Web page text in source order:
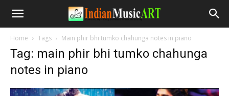
Home Tags Main phir bhi tumko chahunga notes in piano
Tag: main phir bhi tumko chahunga
notes in piano